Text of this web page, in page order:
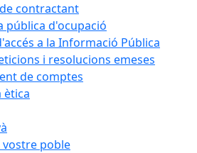
contractant
pública d'ocupació
a la Informació Pública
i resolucions emeses
de comptes
ètica
vostre poble